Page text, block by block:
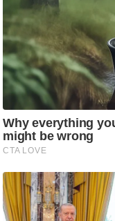
लॉ
जी
ब्यू
टी
/
श
न
रे
लू
नु